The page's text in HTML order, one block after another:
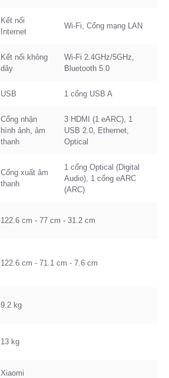
Kết nối
Internet
Wi-Fi, Cổng mạng LAN
Kết nối không
dây
Wi-Fi 2.4GHz/5GHz,
Bluetooth 5.0
USB 1 cổng USB A
Cổng nhận
hình ảnh, âm
thanh
3 HDMI (1 eARC), 1
USB 2.0, Ethernet,
Optical
Cổng xuất âm
thanh
1 cổng Optical (Digital
Audio), 1 cổng eARC
(ARC)
122.6 cm - 77 cm - 31.2 cm
122.6 cm - 71.1 cm - 7.6 cm
9.2 kg
13 kg
Xiaomi